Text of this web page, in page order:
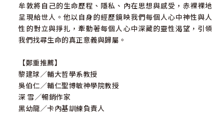
牟敦將自己的生命歷程、隱私、內在思想與感受，赤裸裸地
呈現給世人。他以自身的經歷鏡映我們每個人心中神性與人
性的對立與掙扎，牽動著每個人心中深藏的靈性渴望，引領
我們找尋生命的真正意義與歸屬。
【鄭重推薦】
黎建球／輔大哲學系教授
吳伯仁／輔仁聖博敏神學院教授
深 雪／暢銷作家
黑幼龍／卡內基訓練負責人